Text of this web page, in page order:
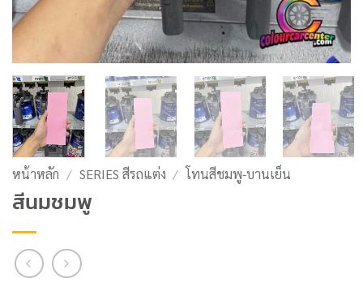
หน้าหลัก / SERIES สีรถแต่ง / โทนสีชมพู-บานเย็น
สีนมชมพู